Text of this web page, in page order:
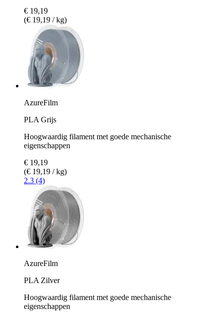
€ 19,19
(€ 19,19 / kg)
AzureFilm
PLA Grijs
Hoogwaardig filament met goede mechanische
eigenschappen
€ 19,19
(€ 19,19 / kg)
2.3 (4)
AzureFilm
PLA Zilver
Hoogwaardig filament met goede mechanische
eigenschappen